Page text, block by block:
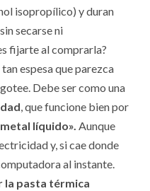
isopropílico) y duran
secarse ni
fijarte al comprarla?
tan espesa que parezca
Debe ser como una
, que funcione bien por
líquido». Aunque
y, si cae donde
al instante.
la pasta térmica